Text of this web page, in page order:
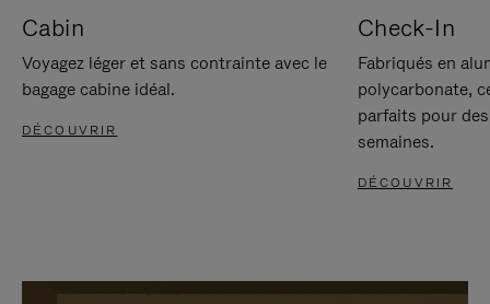
Cabin
Voyagez léger et sans contrainte avec le
bagage cabine idéal.
DÉCOUVRIR
Check-In
Fabriqués en
polycarbonate,
parfaits pour
semaines.
DÉCOUVRIR